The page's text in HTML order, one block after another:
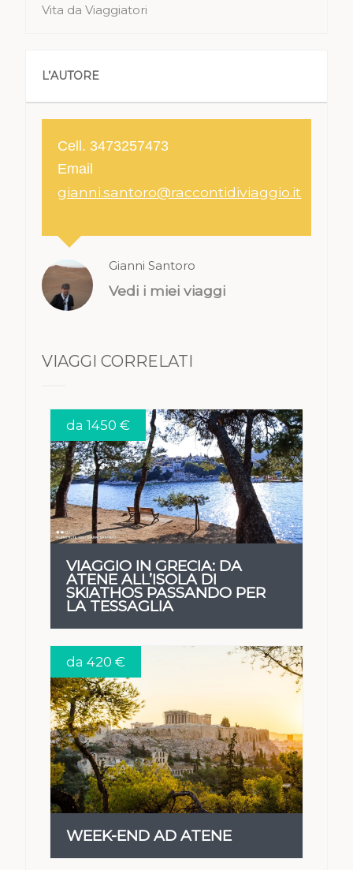
Vita da Viaggiatori
L’AUTORE
Cell. 3473257473
Email
gianni.santoro@raccontidiviaggio.it
Gianni Santoro
Vedi i miei viaggi
VIAGGI CORRELATI
da 1450 €
VEDI
VIAGGIO IN GRECIA: DA
ATENE ALL’ISOLA DI
SKIATHOS PASSANDO PER
LA TESSAGLIA
da 420 €
VEDI
WEEK-END AD ATENE